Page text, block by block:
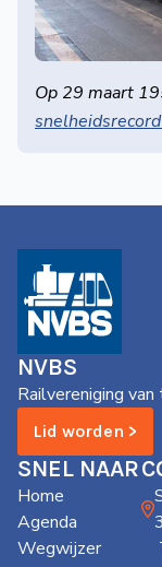
Op 29 maart
NVBS
Railvereniging van
Lid worden >
SNEL NAAR
Home
Agenda
Wegwijzer